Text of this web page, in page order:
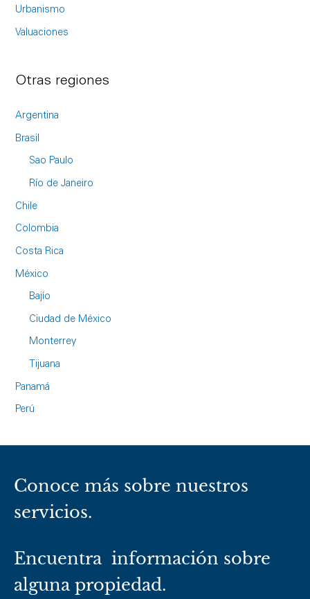
Urbanismo
Valuaciones
Otras regiones
Argentina
Brasil
Sao Paulo
Río de Janeiro
Chile
Colombia
Costa Rica
México
Bajío
Ciudad de México
Monterrey
Tijuana
Panamá
Perú
Conoce más sobre nuestros
servicios.
Encuentra información sobre
alguna propiedad.